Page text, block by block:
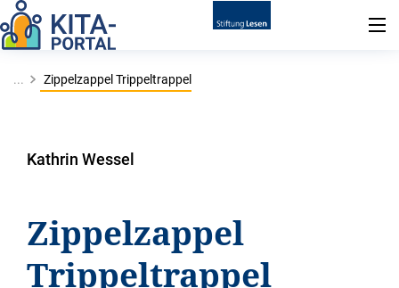
... Zippelzappel Trippeltrappel
Kathrin Wessel
Zippelzappel
Trippeltrappel